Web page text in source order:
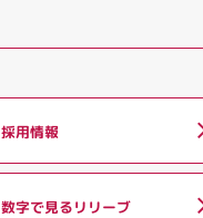
採用情報
数字で見るリリーブ